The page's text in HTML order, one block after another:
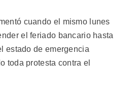
cuando el mismo lunes
el feriado bancario hasta
estado de emergencia
toda protesta contra el